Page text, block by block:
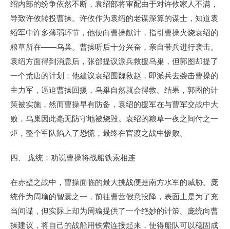
绍内部的纷争依然不断，袁绍部将审配由于对许攸家人不满，
导致许攸转投曹操。许攸作为袁绍的老谋深算的谋士，知道袁
绍军中许多薄弱环节，他便向曹操献计，指引曹操火烧袁绍的
粮草所在——乌巢。曹操听后十分兴奋，亲自带兵进行袭击。
袁绍方面得到消息后，张郃提议派兵救援乌巢，但郭图却提了
一个荒唐的计划：他建议袁绍围魏救赵，即派兵去袭击曹操的
主力军，逼迫曹操回援，乌巢自然就会得救。结果，郭图的计
策被实施，然而曹操早有防备，袁绍的援军在与曹军交战中大
败，乌巢因此毫无防守地被烧毁。袁绍的粮草一夜之间付之一
炬，整个军队陷入了恐慌，最终在官渡之战中惨败。
四、 庞统：劝说曹操将战船铁索相连
在赤壁之战中，曹操面临的最大挑战便是南方水军的威胁。庞
统作为周瑜的智囊之一，前往曹营假意投降，表面上是为了充
当间谍，但实际上却为周瑜提供了一个绝妙的计策。庞统向曹
操建议，将自己的战船用铁索连接起来，使得船队可以稳固成